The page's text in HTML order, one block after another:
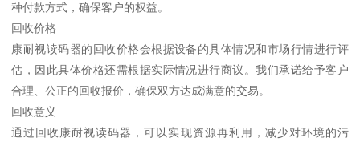
种付款方式，确保客户的权益。
回收价格
康耐视读码器的回收价格会根据设备的具体情况和市场行情进行评
估，因此具体价格还需根据实际情况进行商议。我们承诺给予客户
合理、公正的回收报价，确保双方达成满意的交易。
回收意义
通过回收康耐视读码器，可以实现资源再利用，减少对环境的污